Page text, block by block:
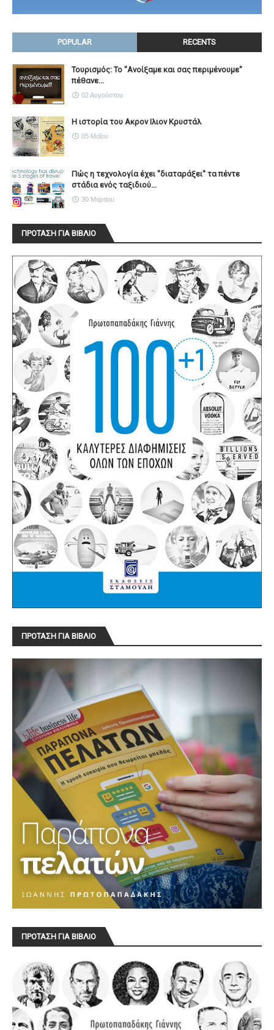
POPULAR RECENTS
Τουρισμός: Το "Ανοίξαμε και σας περιμένουμε"
πέθανε...
02 Αυγούστου
Η ιστορία του Ακρον Ιλιον Κρυστάλ
05 Μαΐου
Πώς η τεχνολογία έχει ''διαταράξει'' τα πέντε
στάδια ενός ταξιδιού...
30 Μαρτίου
ΠΡΟΤΑΣΗ ΓΙΑ ΒΙΒΛΙΟ
ΠΡΟΤΑΣΗ ΓΙΑ ΒΙΒΛΙΟ
ΠΡΟΤΑΣΗ ΓΙΑ ΒΙΒΛΙΟ